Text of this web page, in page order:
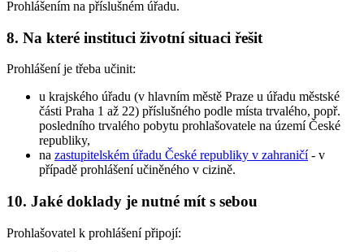
Prohlášením na příslušném úřadu.
8. Na které instituci životní situaci řešit
Prohlášení je třeba učinit:
u krajského úřadu (v hlavním městě Praze u úřadu městské
části Praha 1 až 22) příslušného podle místa trvalého, popř.
posledního trvalého pobytu prohlašovatele na území České
republiky,
na zastupitelském úřadu České republiky v zahraničí- v
případě prohlášení učiněného v cizině.
10. Jaké doklady je nutné mít s sebou
Prohlašovatel k prohlášení připojí: